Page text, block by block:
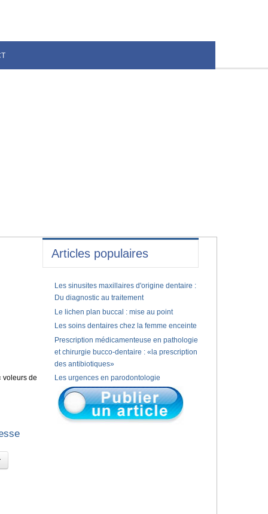
voleurs de
Articles populaires
Les sinusites maxillaires d'origine dentaire :
Du diagnostic au traitement
Le lichen plan buccal : mise au point
Les soins dentaires chez la femme enceinte
Prescription médicamenteuse en pathologie
et chirurgie bucco-dentaire : «la prescription
des antibiotiques»
Les urgences en parodontologie